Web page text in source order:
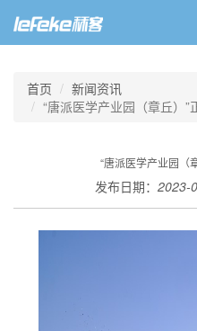
首页
新闻资讯
“唐派医学产业园（章丘）”
“唐派医学产业园（
发布日期： 2023-